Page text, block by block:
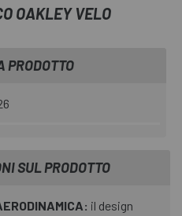
Resta fresco. Resta
OAKLEY VELO
PRODOTTO
SUL PRODOTTO
il design